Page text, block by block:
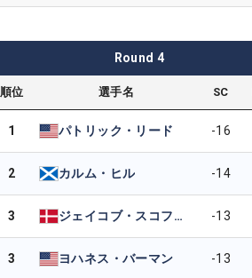
Round 4
順位 選手名 SC
1 パトリック・リード -16
2 カルム・ヒル -14
3 ジェイコブ・スコフ・オレセン -13
3 ヨハネス・バーマン -13